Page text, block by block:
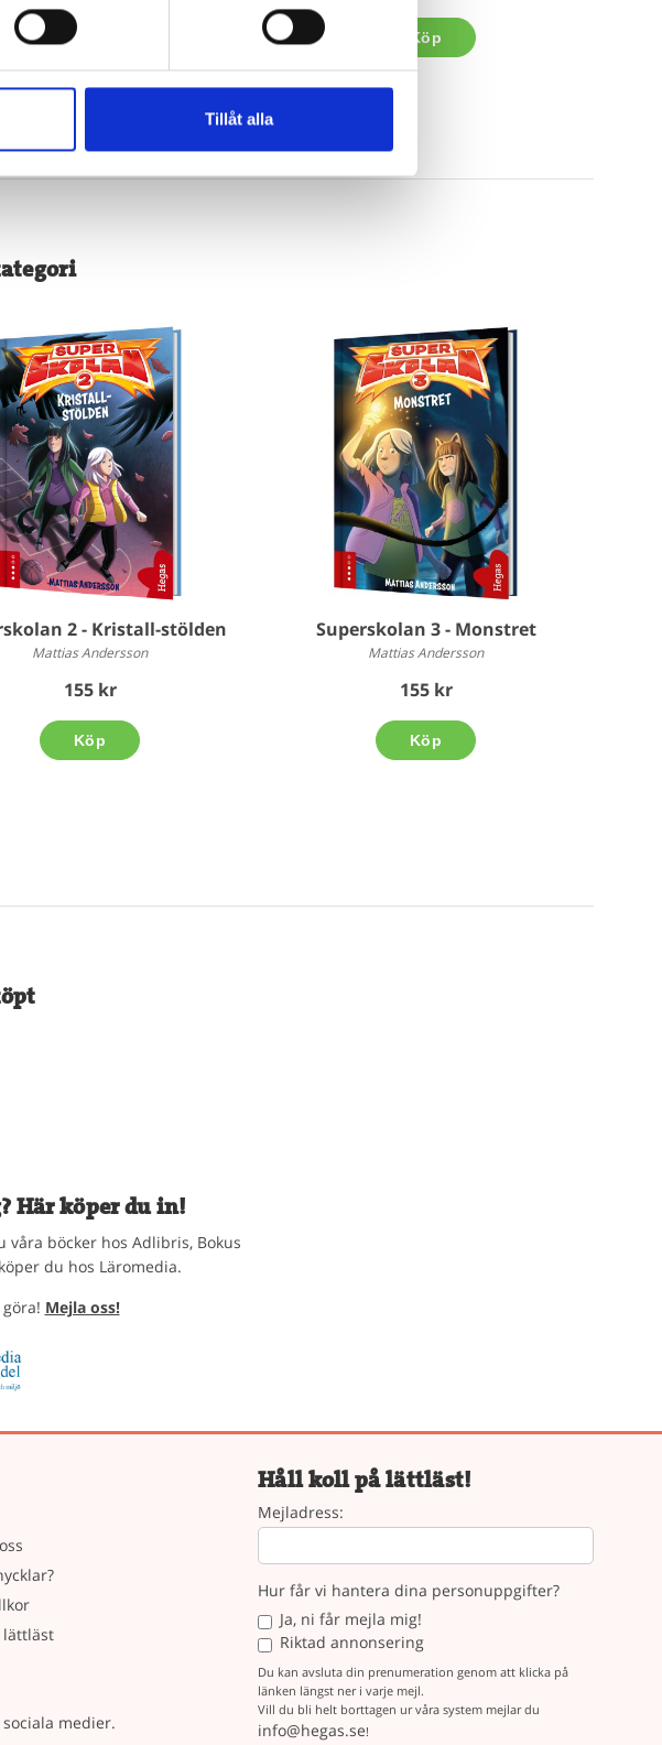
Tillåt alla
Köp Köp
2 - Kristall-stölden
Mattias Andersson
155 kr
Köp
Superskolan 3 - Monstret
Mattias Andersson
155 kr
Köp
Här köper du in!
böcker hos Adlibris, Bokus
du hos Läromedia.
Mejla oss!
lättläst
sociala medier.
Håll koll på lättläst!
Mejladress:
Hur får vi hantera dina personuppgifter?
Ja, ni får mejla mig!
Riktad annonsering
Du kan avsluta din prenumeration genom att klicka på
länken längst ner i varje mejl.
Vill du bli helt borttagen ur våra system mejlar du
info@hegas.se!